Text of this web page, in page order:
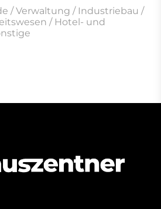
/ Verwaltung / Industriebau /
/ Hotel- und